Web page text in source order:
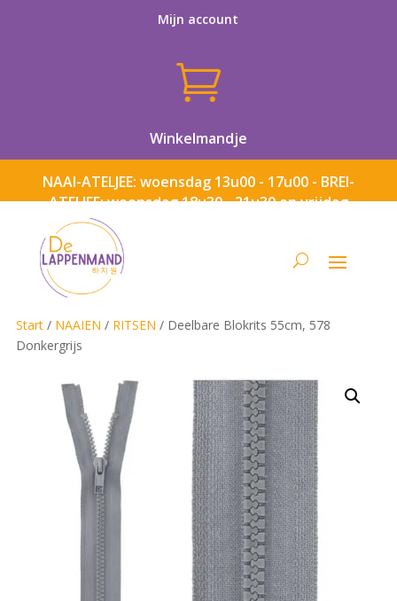
Mijn account

Winkelmandje
NAAI-ATELJEE: woensdag 13u00 - 17u00 - BREI-
ATELJEE: woensdag 18u30 - 21u30 en vrijdag
Start/ NAAIEN / RITSEN / Deelbare Blokrits 55cm, 578
Donkergrijs